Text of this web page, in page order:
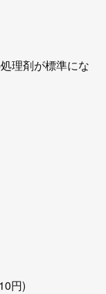
理剤が標準にな
円)